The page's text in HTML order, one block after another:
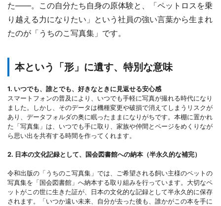
た――。この自分たち自身の原体験と、「ペットロスを乗
り越える力になりたい」という社員の強い言葉から生まれ
たのが「うちのこ写真集」です。
本という「形」に遺す、特別な意味
1. いつでも、誰とでも、好きなときに見返せる安心感
スマートフォンの普及により、いつでも手軽に写真が撮れる時代になり
ました。しかし、そのデータは機種変更や破損で消えてしまうリスクが
あり、データフォルダの奥に眠ったままになりがちです。本棚に置かれ
た「写真集」は、いつでも手に取り、家族や仲間とページをめくりなが
ら思い出を共有する時間を作ってくれます。
2. 日本の文化記録として、国会図書館への納本（半永久的な補完）
令和出版の「うちのこ写真集」では、ご希望される飼い主様のペットの
写真集を「国会図書館」へ納本する取り組みを行っています。大切なペ
ットがこの世に生きた証が、日本の文化的な記録として半永久的に保存
されます。「いつか遠い未来、自分が去った後も、誰かがこの本を手に